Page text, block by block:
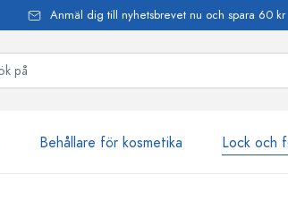
Anmäl dig till nyhetsbrevet nu och spara 60 kr
Behållare för kosmetika Lock och